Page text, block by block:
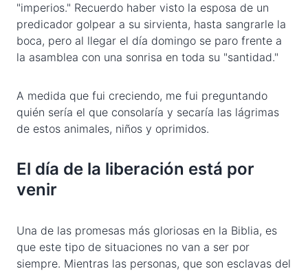
"imperios." Recuerdo haber visto la esposa de un
predicador golpear a su sirvienta, hasta sangrarle la
boca, pero al llegar el día domingo se paro frente a
la asamblea con una sonrisa en toda su "santidad."
A medida que fui creciendo, me fui preguntando
quién sería el que consolaría y secaría las lágrimas
de estos animales, niños y oprimidos.
El día de la liberación está por
venir
Una de las promesas más gloriosas en la Biblia, es
que este tipo de situaciones no van a ser por
siempre. Mientras las personas, que son esclavas del